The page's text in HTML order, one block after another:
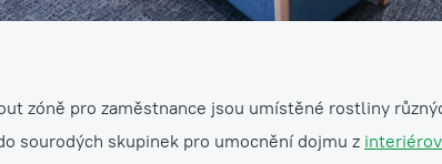
zóně pro zaměstnance jsou umístěné rostliny
sourodých skupinek pro umocnění dojmu z